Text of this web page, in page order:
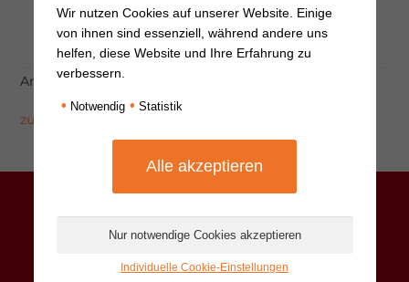
Lehrerin
Teilnahmegebühr:20 € / erm. 16 €
Anmeldung in der Krebsberatungsstelle per
zu den AGB
Wir nutzen Cookies auf unserer Website. Einige
von ihnen sind essenziell, während andere uns
helfen, diese Website und Ihre Erfahrung zu
verbessern.
• Notwendig • Statistik
Individuelle Cookie-Einstellungen